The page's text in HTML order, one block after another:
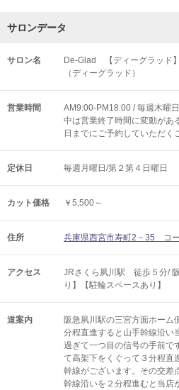
サロンデータ
サロン名
De-Glad 【ディーグラッド】
（ディーグラッド）
営業時間
AM9:00-PM18:00 / 毎週木曜
中は営業終了時間に変動があ
日までにご予約していただく
定休日 毎週月曜日/第２第４日曜日
カット価格 ￥5,500～
住所 兵庫県西宮市寿町2－35 コ
アクセス
JRさくら夙川駅 徒歩５分/
り】【駐輪スペースあり】
道案内
阪急夙川駅の三宮方面ホーム
分程直進すると山手幹線沿い
過ぎて一つ目の信号の手前で
て高架下をくぐって３分程直
幹線がございます。その交差
幹線沿いを２分程進むと当店